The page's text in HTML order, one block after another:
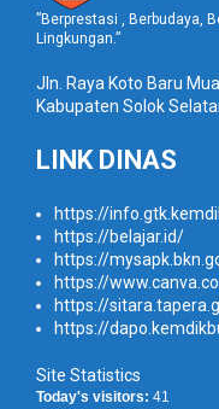
”Berprestasi , Berbudaya,
Lingkungan.”
Jln. Raya Koto Baru
Kabupaten Solok
LINK DINAS
https://
https://belajar.id/
https://
https://
https://
https://
Site Statistics
Today's visitors: 41